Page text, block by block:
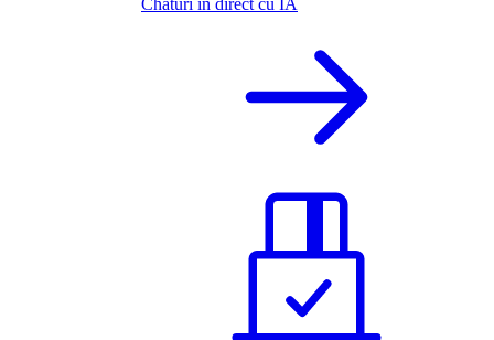
Chaturi în direct cu IA